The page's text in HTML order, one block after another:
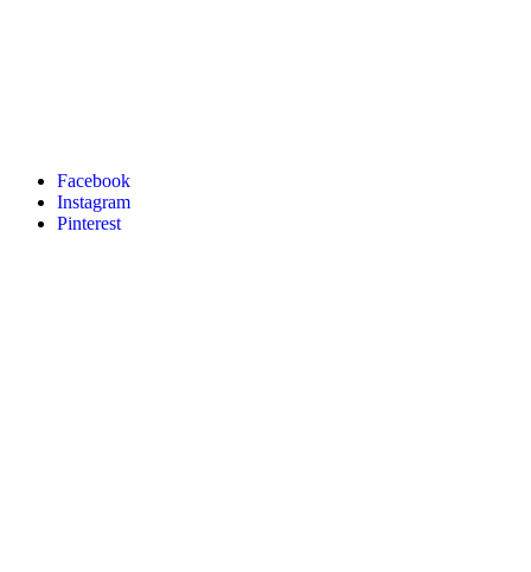
Facebook
Instagram
Pinterest